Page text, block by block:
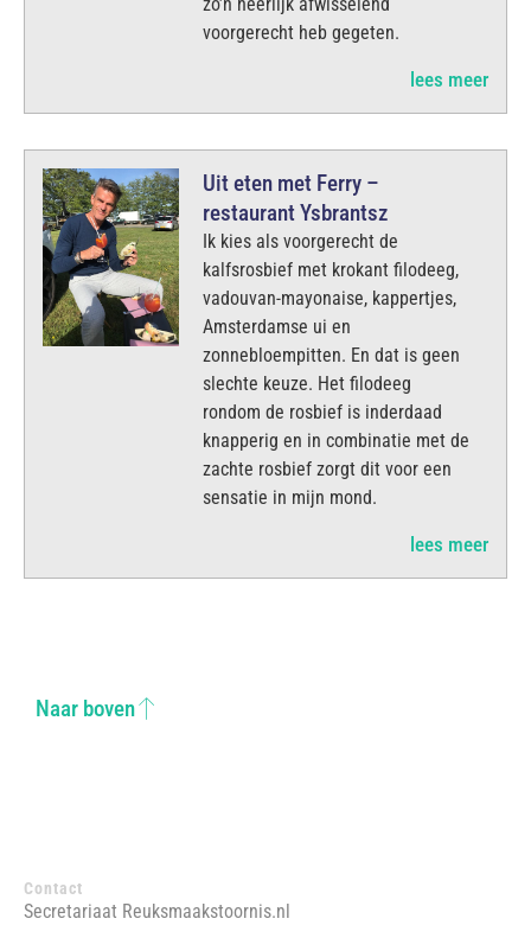
voorgerecht heb gegeten.
lees meer
Uit eten met Ferry –
restaurant Ysbrantsz
Ik kies als voorgerecht de
kalfsrosbief met krokant filodeeg,
vadouvan-mayonaise, kappertjes,
Amsterdamse ui en
zonnebloempitten. En dat is geen
slechte keuze. Het filodeeg
rondom de rosbief is inderdaad
knapperig en in combinatie met de
zachte rosbief zorgt dit voor een
sensatie in mijn mond.
lees meer
Naar boven
Contact
Secretariaat Reuksmaakstoornis.nl